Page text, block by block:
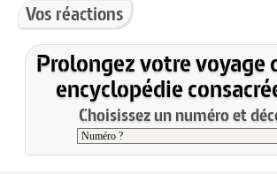
Vos réactions
Prolongez votre voyage
encyclopédie
Choisissez un numéro et